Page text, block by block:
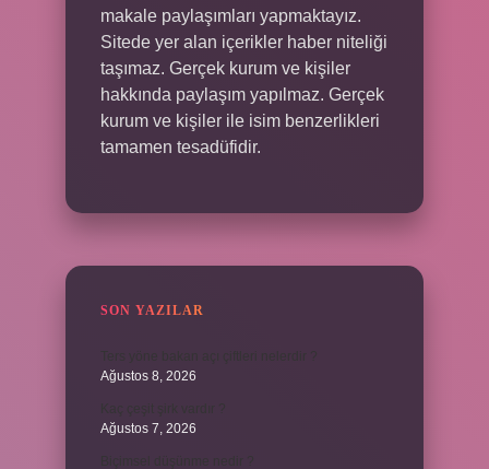
makale paylaşımları yapmaktayız.
Sitede yer alan içerikler haber niteliği
taşımaz. Gerçek kurum ve kişiler
hakkında paylaşım yapılmaz. Gerçek
kurum ve kişiler ile isim benzerlikleri
tamamen tesadüfidir.
SON YAZILAR
Ağustos 8, 2026
Ağustos 7, 2026